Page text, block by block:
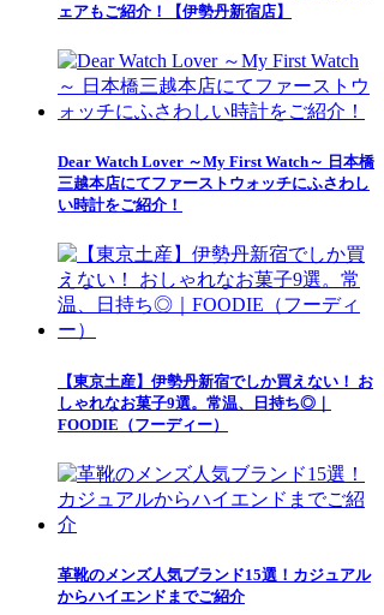
ェアもご紹介！【伊勢丹新宿店】
Dear Watch Lover ～My First Watch～ 日本橋
三越本店にてファーストウォッチにふさわし
い時計をご紹介！
【東京土産】伊勢丹新宿でしか買えない！ お
しゃれなお菓子9選。常温、日持ち◎｜
FOODIE（フーディー）
革靴のメンズ人気ブランド15選！カジュアル
からハイエンドまでご紹介